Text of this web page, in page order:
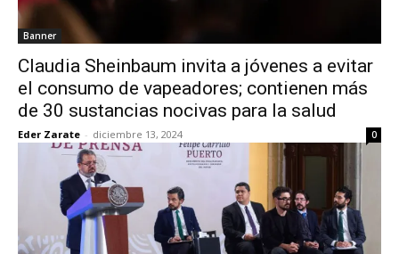
Banner
Claudia Sheinbaum invita a jóvenes a evitar
el consumo de vapeadores; contienen más
de 30 sustancias nocivas para la salud
Eder Zarate - diciembre 13, 2024 0